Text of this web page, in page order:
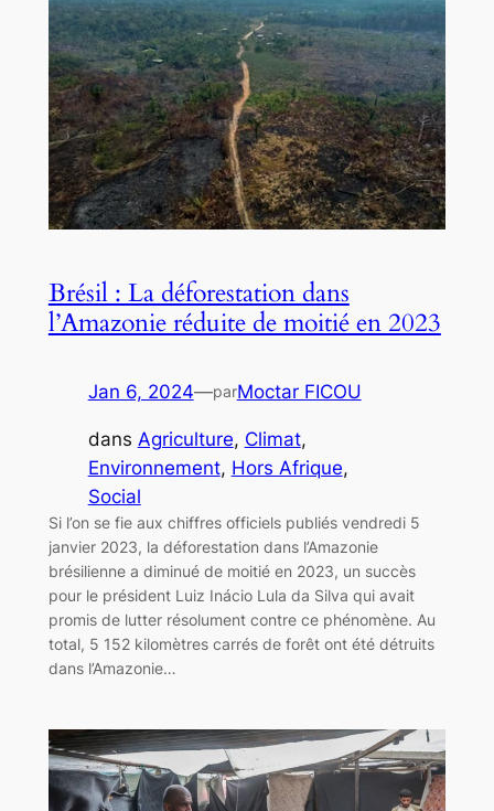
Brésil : La déforestation dans
l’Amazonie réduite de moitié en 2023
Jan 6, 2024—parMoctar FICOU
dans Agriculture, Climat
Environnement, Hors Afrique
Social
Si l’on se fie aux chiffres officiels publiés vendredi 5
janvier 2023, la déforestation dans l’Amazonie
brésilienne a diminué de moitié en 2023, un succès
pour le président Luiz Inácio Lula da Silva qui avait
promis de lutter résolument contre ce phénomène. Au
total, 5 152 kilomètres carrés de forêt ont été détruits
dans l’Amazonie…